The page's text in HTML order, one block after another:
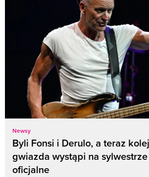
Newsy
Byli Fonsi i Derulo, a teraz
gwiazda wystąpi na sylwestrze
oficjalne